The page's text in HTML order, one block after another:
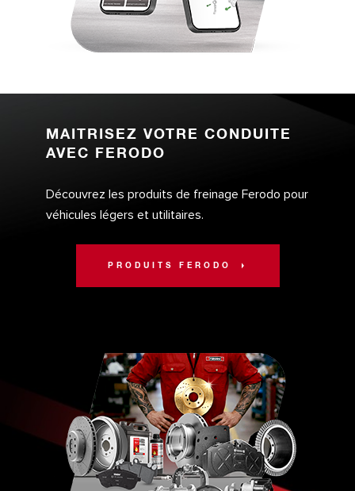
MAITRISEZ VOTRE CONDUITE
AVEC FERODO
Découvrez les produits de freinage Ferodo pour
véhicules légers et utilitaires.
PRODUITS FERODO